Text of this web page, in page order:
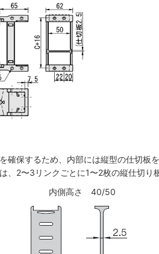
確保するため、内部には縦型の仕切板
、2〜3リンクごとに1〜2枚の縦仕切
内側高さ 40/50